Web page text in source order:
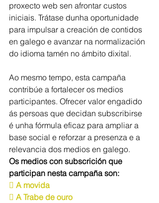
proxecto web sen afrontar custos
iniciais. Trátase dunha oportunidade
para impulsar a creación de contidos
en galego e avanzar na normalización
do idioma tamén no ámbito dixital.
Ao mesmo tempo, esta campaña
contribúe a fortalecer os medios
participantes. Ofrecer valor engadido
ás persoas que decidan subscribirse
é unha fórmula eficaz para ampliar a
base social e reforzar a presenza e a
relevancia dos medios en galego.
Os medios con subscrición que
participan nesta campaña son:
 A movida
 A Trabe de ouro